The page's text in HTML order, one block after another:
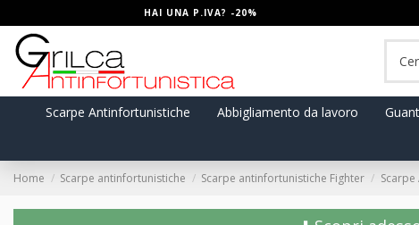
HAI UNA P.IVA? -20%
Scarpe Antinfortunistiche
Abbigliamento da lavoro
Home Scarpe antinfortunistiche Scarpe antinfortunistiche Fighter Scarpe